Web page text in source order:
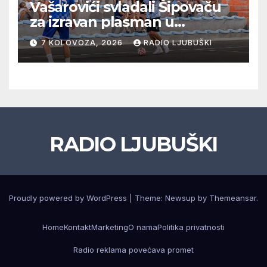
Vašarovići svladali Šipovaču
za izravan plasman u
četvrtfinale, Grab izborio
prolazak dalje, Klobuk ispao,
večeras počinje četvrtfinale
7 KOLOVOZA, 2026 RADIO LJUBUŠKI
RADIO LJUBUŠKI
Proudly powered by WordPress Theme: Newsup by Themeansar.
HomeKontaktMarketingO namaPolitika privatnosti
Radio reklama povećava promet